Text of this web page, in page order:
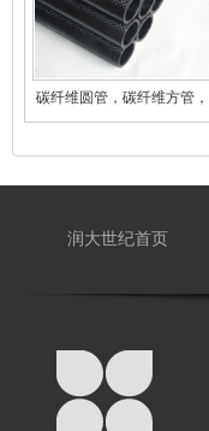
碳纤维圆管，碳纤维方管，
碳
润大世纪首页